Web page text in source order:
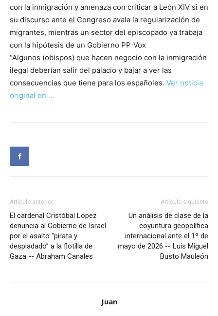
con la inmigración y amenaza con criticar a León XIV si en
su discurso ante el Congreso avala la regularización de
migrantes, mientras un sector del episcopado ya trabaja
con la hipótesis de un Gobierno PP-Vox
“Algunos (obispos) que hacen negocio con la inmigración
ilegal deberían salir del palacio y bajar a ver las
consecuencias que tiene para los españoles. Ver noticia
original en …
Artículo anterior
El cardenal Cristóbal López
denuncia al Gobierno de Israel
por el asalto “pirata y
despiadado” a la flotilla de
Gaza -- Abraham Canales
Artículo siguiente
Un análisis de clase de la
coyuntura geopolítica
internacional ante el 1º de
mayo de 2026 -- Luis Miguel
Busto Mauleón
Juan